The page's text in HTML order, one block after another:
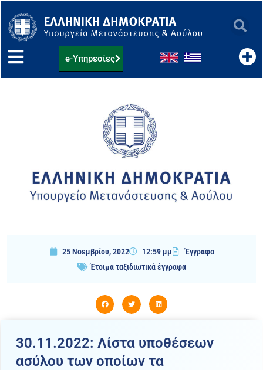
στο
περιεχόμενο
e-Υπηρεσίες
25 Νοεμβρίου, 2022 12:59 μμ
Έγγραφα
Έτοιμα ταξιδιωτικά έγγραφα
30.11.2022: Λίστα υποθέσεων
ασύλου των οποίων τα